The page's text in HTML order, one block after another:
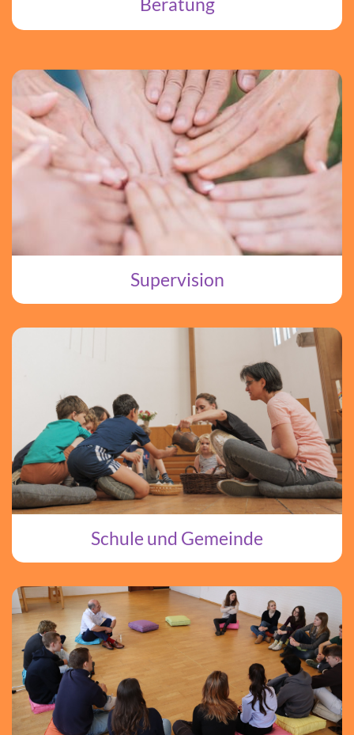
Supervision
Schule und Gemeinde